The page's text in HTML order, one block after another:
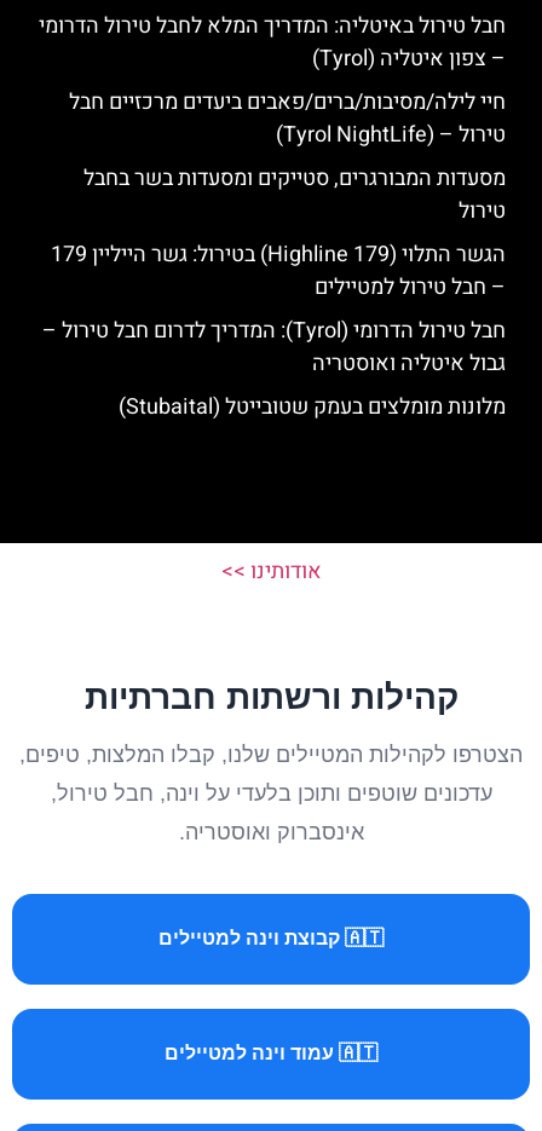
חבל טירול באיטליה: המדריך המלא לחבל טירול הדרומי
– צפון איטליה (Tyrol)
חיי לילה/מסיבות/ברים/פאבים ביעדים מרכזיים חבל
טירול – (Tyrol NightLife)
מסעדות המבורגרים, סטייקים ומסעדות בשר בחבל
טירול
הגשר התלוי (Highline 179) בטירול: גשר הייליין 179
– חבל טירול למטיילים
חבל טירול הדרומי (Tyrol): המדריך לדרום חבל טירול –
גבול איטליה ואוסטריה
מלונות מומלצים בעמק שטובייטל (Stubaital)
אודותינו >>
קהילות ורשתות חברתיות
הצטרפו לקהילות המטיילים שלנו, קבלו המלצות, טיפים,
עדכונים שוטפים ותוכן בלעדי על וינה, חבל טירול,
אינסברוק ואוסטריה.
🇦🇹 קבוצת וינה למטיילים
🇦🇹 עמוד וינה למטיילים